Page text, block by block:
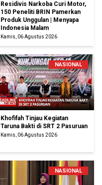
Residivis Narkoba Curi Motor,
150 Peneliti BRIN Pamerkan
Produk Unggulan | Menyapa
Indonesia Malam
Kamis, 06 Agustus 2026
NASIONAL
Khofifah Tinjau Kegiatan
Taruna Bakti di SRT 2 Pasuruan
Kamis, 06 Agustus 2026
NASIONAL